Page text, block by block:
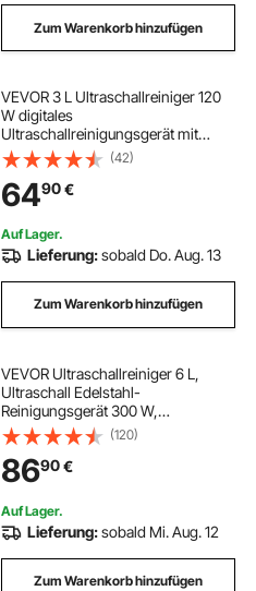
Zum Warenkorb hinzufügen
VEVOR 3 L Ultraschallreiniger 120
W digitales
Ultraschallreinigungsgerät mit
Schonmodus & verbesserter
Entgasung, 40 kHz industrieller
Schmuckreiniger mit Heizung &
Timer, für Brillen Uhren Schwarz
(42)
6490€
Auf Lager.
Lieferung:sobald Do. Aug. 13
Zum Warenkorb hinzufügen
VEVOR Ultraschallreiniger 6 L,
Ultraschall Edelstahl-
Reinigungsgerät 300 W,
Ultraschallreinigungsgerät mit
Digitaler Anzeige 0-30 Min,
Reinigung Ultraschall für Schmuck,
Brillen, Uhren usw.
(120)
8690€
Auf Lager.
Lieferung:sobald Mi. Aug. 12
Zum Warenkorb hinzufügen